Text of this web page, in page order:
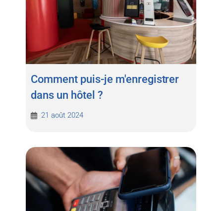
Comment puis-je m'enregistrer
dans un hôtel ?
21 août 2024